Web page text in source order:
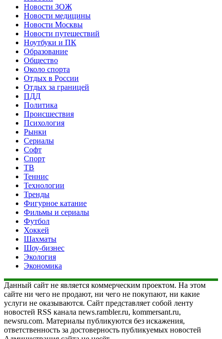
Новости ЗОЖ
Новости медицины
Новости Москвы
Новости путешествий
Ноутбуки и ПК
Образование
Общество
Около спорта
Отдых в России
Отдых за границей
ПДД
Политика
Происшествия
Психология
Рынки
Сериалы
Софт
Спорт
ТВ
Теннис
Технологии
Тренды
Фигурное катание
Фильмы и сериалы
Футбол
Хоккей
Шахматы
Шоу-бизнес
Экология
Экономика
Данный сайт не является коммерческим проектом. На этом
сайте ни чего не продают, ни чего не покупают, ни какие
услуги не оказываются. Сайт представляет собой ленту
новостей RSS канала news.rambler.ru, kommersant.ru,
newsru.com. Материалы публикуются без искажения,
ответственность за достоверность публикуемых новостей